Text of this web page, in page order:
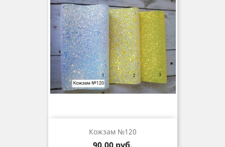
Кожзам №120
Цена